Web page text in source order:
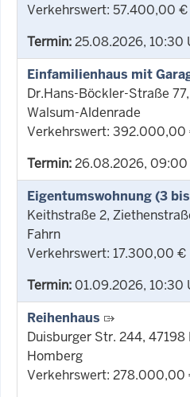
Verkehrswert: 57.400,00 €
Termin:25.08.2026, 10:30
Einfamilienhaus mit
Dr.Hans-Böckler-Straße
Walsum-Aldenrade
Verkehrswert: 392.000,00
Termin:26.08.2026, 09:00
Eigentumswohnung (3
Keithstraße 2,
Fahrn
Verkehrswert: 17.300,00 €
Termin:01.09.2026, 10:30
Reihenhaus
Duisburger Str. 244, 47198
Homberg
Verkehrswert: 278.000,00